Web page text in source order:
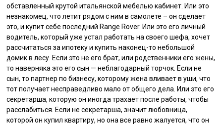
обставленный крутой итальянской мебелью кабинет. Или это
незнакомец, что летит рядом с ним в самолете – он сделает
это, и купит себе последний Range Rover. Или это его личный
водитель, который уже устал работать на своего шефа, хочет
рассчитаться за ипотеку и купить наконец-то небольшой
домик в лесу. Если это не его брат, или родственники его жены,
то наверняка это его сын — неблагодарный торчок. Если не
сын, то партнер по бизнесу, которому жена вливает в уши, что
тот получает несправедливо мало от общего дела. Или это его
секретарша, которую он иногда трахает после работы, чтобы
расслабиться. Если не секретарша, значит любовница,
которой он купил квартиру, но она все равно жалуется, что он